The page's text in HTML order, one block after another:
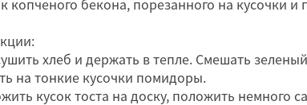
хлеб и держать в тепле. Смешать
на тонкие кусочки помидоры.
кусок тоста на доску, положить немного